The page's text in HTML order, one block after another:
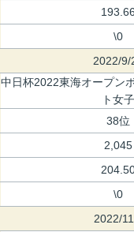
193.66
\0
2022/9/
中日杯2022東海オープン
ト女子
38位
2,045
\0
2022/